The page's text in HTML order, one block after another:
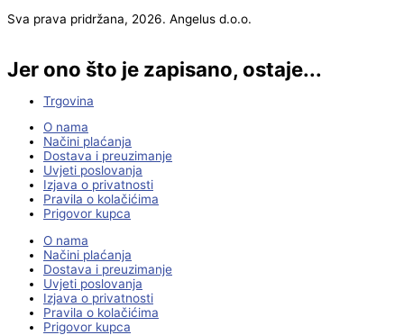
Sva prava pridržana, 2026. Angelus d.o.o.
Jer ono što je zapisano, ostaje...
Trgovina
O nama
Načini plaćanja
Dostava i preuzimanje
Uvjeti poslovanja
Izjava o privatnosti
Pravila o kolačićima
Prigovor kupca
O nama
Načini plaćanja
Dostava i preuzimanje
Uvjeti poslovanja
Izjava o privatnosti
Pravila o kolačićima
Prigovor kupca